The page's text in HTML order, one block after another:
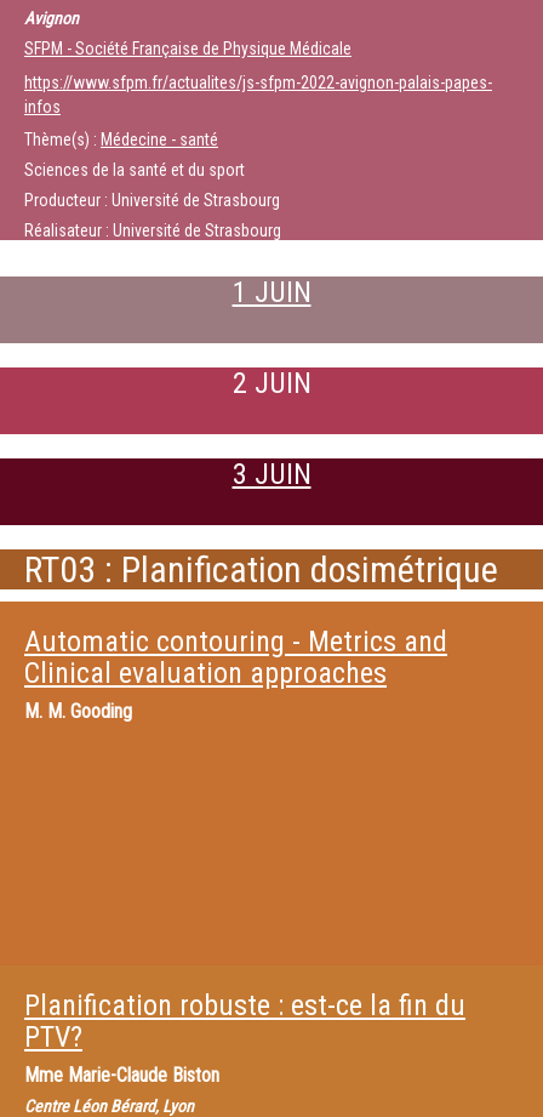
Avignon
SFPM - Société Française de Physique Médicale
https://www.sfpm.fr/actualites/js-sfpm-2022-avignon-palais-papes-
infos
Thème(s) : Médecine - santé
Sciences de la santé et du sport
Producteur : Université de Strasbourg
Réalisateur : Université de Strasbourg
1 JUIN
2 JUIN
3 JUIN
RT03 : Planification dosimétrique
Automatic contouring - Metrics and
Clinical evaluation approaches
M. M. Gooding
Planification robuste : est-ce la fin du
PTV?
Mme Marie-Claude Biston
Centre Léon Bérard, Lyon